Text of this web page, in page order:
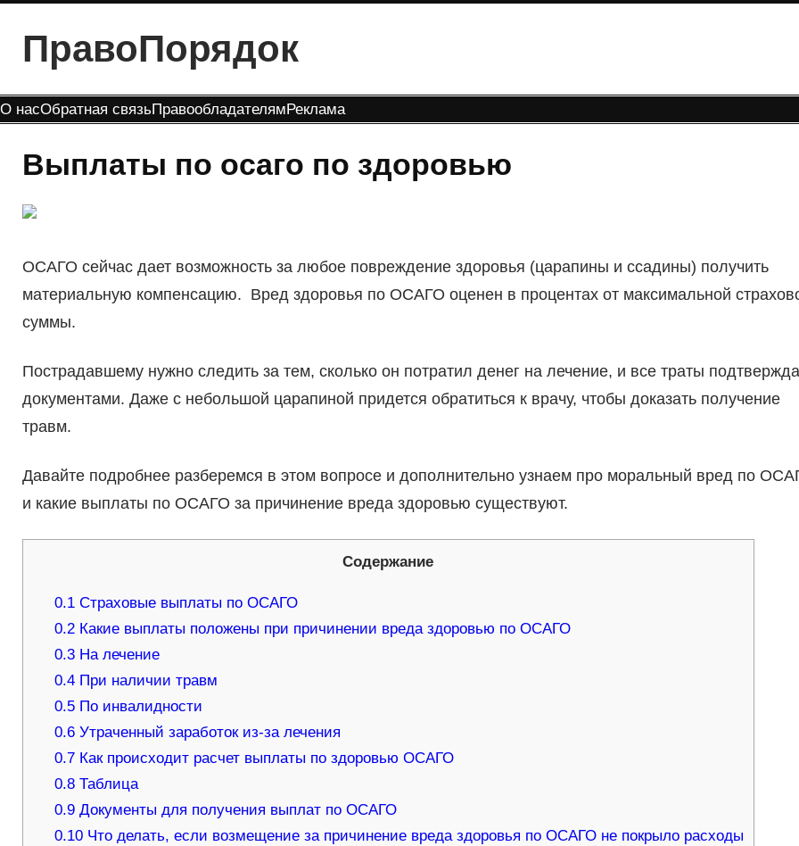
содержимому
ПравоПорядок
О насОбратная связьПравообладателямРеклама
Выплаты по осаго по здоровью
ОСАГО сейчас дает возможность за любое повреждение здоровья (царапины и ссадины) получить
материальную компенсацию. Вред здоровья по ОСАГО оценен в процентах от максимальной
суммы.
Пострадавшему нужно следить за тем, сколько он потратил денег на лечение, и все траты
документами. Даже с небольшой царапиной придется обратиться к врачу, чтобы доказать получение
травм.
Давайте подробнее разберемся в этом вопросе и дополнительно узнаем про моральный вред по
и какие выплаты по ОСАГО за причинение вреда здоровью существуют.
Содержание
0.1 Страховые выплаты по ОСАГО
0.2 Какие выплаты положены при причинении вреда здоровью по ОСАГО
0.3 На лечение
0.4 При наличии травм
0.5 По инвалидности
0.6 Утраченный заработок из-за лечения
0.7 Как происходит расчет выплаты по здоровью ОСАГО
0.8 Таблица
0.9 Документы для получения выплат по ОСАГО
0.10 Что делать, если возмещение за причинение вреда здоровья по ОСАГО не покрыло расходы